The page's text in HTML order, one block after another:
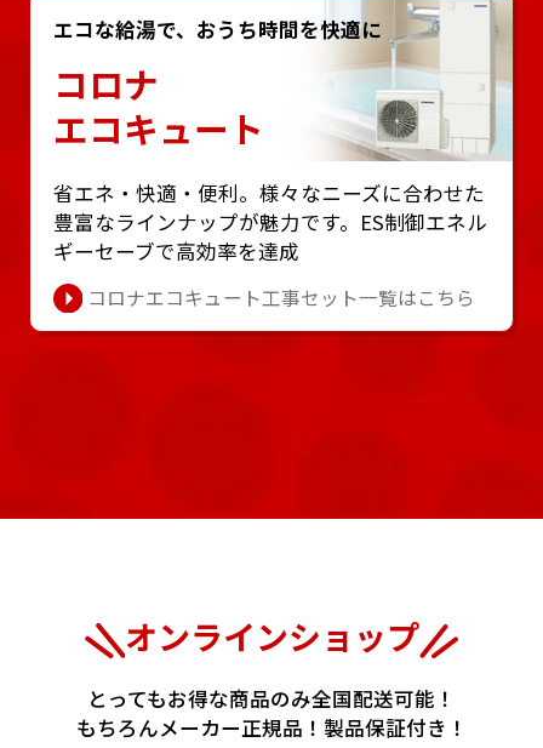
エコな給湯で、おうち時間を快適に
コロナ
エコキュート
省エネ・快適・便利。様々なニーズに合わせた
豊富なラインナップが魅⼒です。ES制御エネル
ギーセーブで⾼効率を達成
コロナエコキュート工事セット一覧はこちら
オンラインショップ
とってもお得な商品のみ全国配送可能！
もちろんメーカー正規品！製品保証付き！